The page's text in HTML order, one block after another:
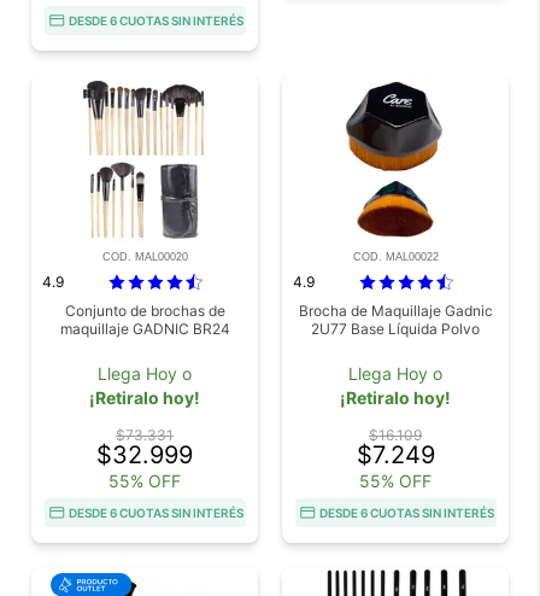
DESDE 6 CUOTAS SIN INTERÉS
COD. MAL00020
4.9
Conjunto de brochas de
maquillaje GADNIC BR24
Llega Hoy o
¡Retiralo hoy!
$73.331
$32.999
55% OFF
DESDE 6 CUOTAS SIN INTERÉS
COD. MAL00022
4.9
Brocha de Maquillaje Gadnic
2U77 Base Líquida Polvo
Llega Hoy o
¡Retiralo hoy!
$16.109
$7.249
55% OFF
DESDE 6 CUOTAS SIN INTERÉS